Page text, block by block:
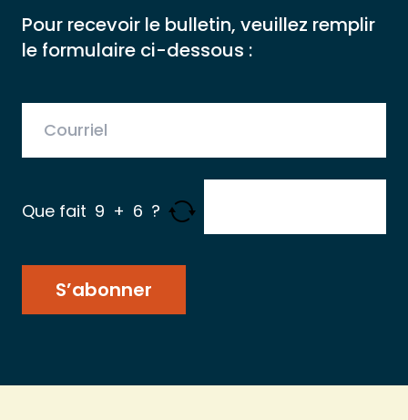
Pour recevoir le bulletin, veuillez remplir
le formulaire ci-dessous :
Que fait 9 + 6 ?